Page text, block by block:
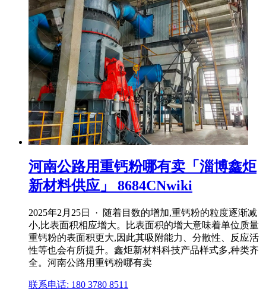
河南公路用重钙粉哪有卖「淄博鑫炬
新材料供应」 8684CNwiki
2025年2月25日 · 随着目数的增加,重钙粉的粒度逐渐减
小,比表面积相应增大。比表面积的增大意味着单位质量
重钙粉的表面积更大,因此其吸附能力、分散性、反应活
性等也会有所提升。鑫炬新材料科技产品样式多,种类齐
全。河南公路用重钙粉哪有卖
联系电话: 180 3780 8511